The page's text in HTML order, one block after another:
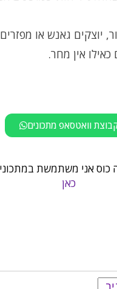
יוצקים גאנש או
אין מחר.
וואטסאפ מתכונים
כוס אני משתמשת
כאן